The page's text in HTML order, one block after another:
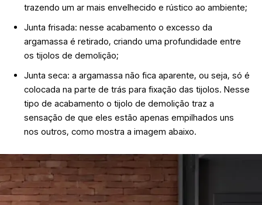
trazendo um ar mais envelhecido e rústico ao ambiente;
Junta frisada: nesse acabamento o excesso da
argamassa é retirado, criando uma profundidade entre
os tijolos de demolição;
Junta seca: a argamassa não fica aparente, ou seja, só é
colocada na parte de trás para fixação das tijolos. Nesse
tipo de acabamento o tijolo de demolição traz a
sensação de que eles estão apenas empilhados uns
nos outros, como mostra a imagem abaixo.